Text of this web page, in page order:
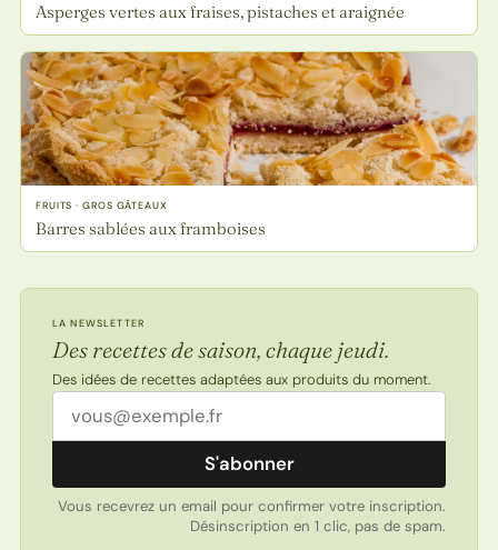
Asperges vertes aux fraises, pistaches et araignée
FRUITS · GROS GÂTEAUX
Barres sablées aux framboises
LA NEWSLETTER
Des recettes de saison, chaque jeudi.
Des idées de recettes adaptées aux produits du moment.
Adresse email
S'abonner
Vous recevrez un email pour confirmer votre inscription.
Désinscription en 1 clic, pas de spam.